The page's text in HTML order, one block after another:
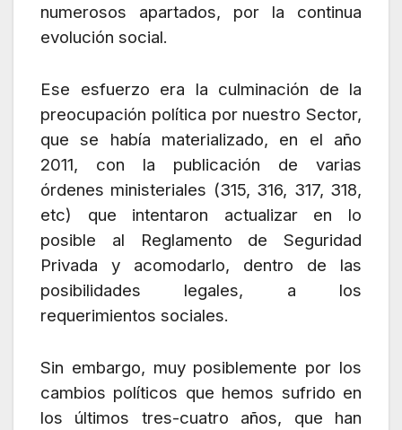
numerosos apartados, por la continua
evolución social.
Ese esfuerzo era la culminación de la
preocupación política por nuestro Sector,
que se había materializado, en el año
2011, con la publicación de varias
órdenes ministeriales (315, 316, 317, 318,
etc) que intentaron actualizar en lo
posible al Reglamento de Seguridad
Privada y acomodarlo, dentro de las
posibilidades legales, a los
requerimientos sociales.
Sin embargo, muy posiblemente por los
cambios políticos que hemos sufrido en
los últimos tres-cuatro años, que han